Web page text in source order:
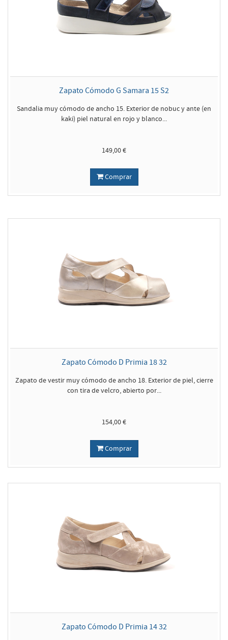
Zapato Cómodo G Samara 15 S2
Sandalia muy cómodo de ancho 15. Exterior de nobuc y ante (en
kaki) piel natural en rojo y blanco...
149,00 €
Comprar
Zapato Cómodo D Primia 18 32
Zapato de vestir muy cómodo de ancho 18. Exterior de piel, cierre
con tira de velcro, abierto por...
154,00 €
Comprar
Zapato Cómodo D Primia 14 32